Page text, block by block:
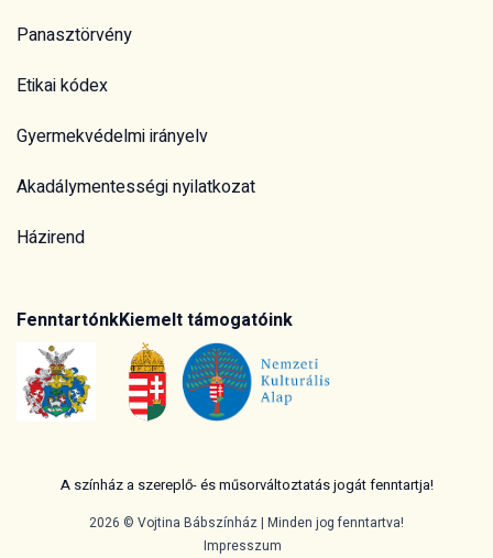
Panasztörvény
Etikai kódex
Gyermekvédelmi irányelv
Akadálymentességi nyilatkozat
Házirend
FenntartónkKiemelt támogatóink
A színház a szereplő- és műsorváltoztatás jogát fenntartja!
2026 © Vojtina Bábszínház | Minden jog fenntartva!
Impresszum